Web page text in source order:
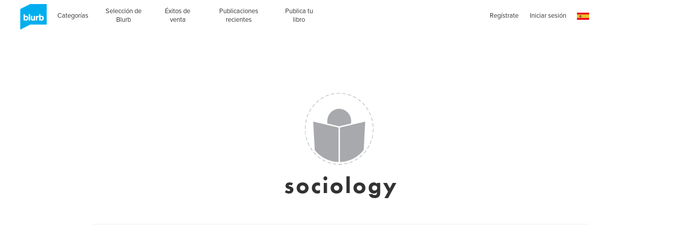
Categorías
Selección de
Blurb
Éxitos de
venta
Publicaciones
recientes
Publica tu
libro
Regístrate Iniciar sesión
sociology